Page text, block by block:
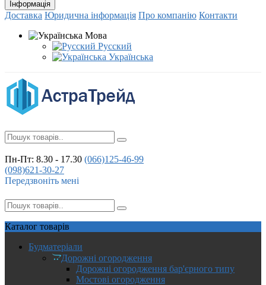
Інформація
Доставка Юридична інформація Про компанію Контакти
Мова
Русский
Українська
Пн-Пт: 8.30 - 17.30 (066)125-46-99
(098)621-30-27
Передзвоніть мені
Каталог товарів
Будматеріали
Дорожні огородження
Дорожні огородження бар'єрного типу
Мостові огородження